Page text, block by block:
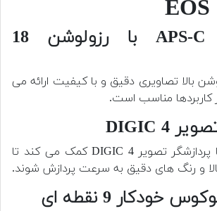
1. سنسور APS-C با رزولوشن 18
بالا تصاویری دقیق و با کیفیت ارائه می
کاربردها مناسب است.
با پردازشگر تصویر DIGIC 4 کمک می کند تا
و رنگ های دقیق به سرعت پردازش شوند.